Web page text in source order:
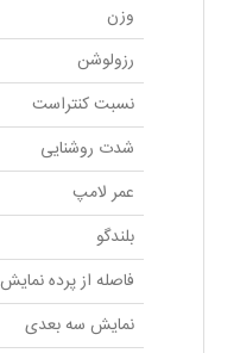
وزن
رزولوشن
نسبت کنتراست
شدت روشنایی
عمر لامپ
بلندگو
فاصله از پرده نمایش
نمایش سه بعدی